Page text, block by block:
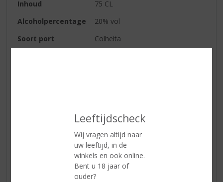
Leeftijdscheck
Wij vragen altijd naar
uw leeftijd, in de
winkels en ook online.
Bent u 18 jaar of
ouder?
Inhoud
75 CL
Alcoholpercentage
20% vol
Soort port
Colheita
karakteristieken van gedroogd
fruit en noten, zoals vijgen,
abrikoos, amandelen en
hazelnoten en met lange fijne
tonen van karamel.